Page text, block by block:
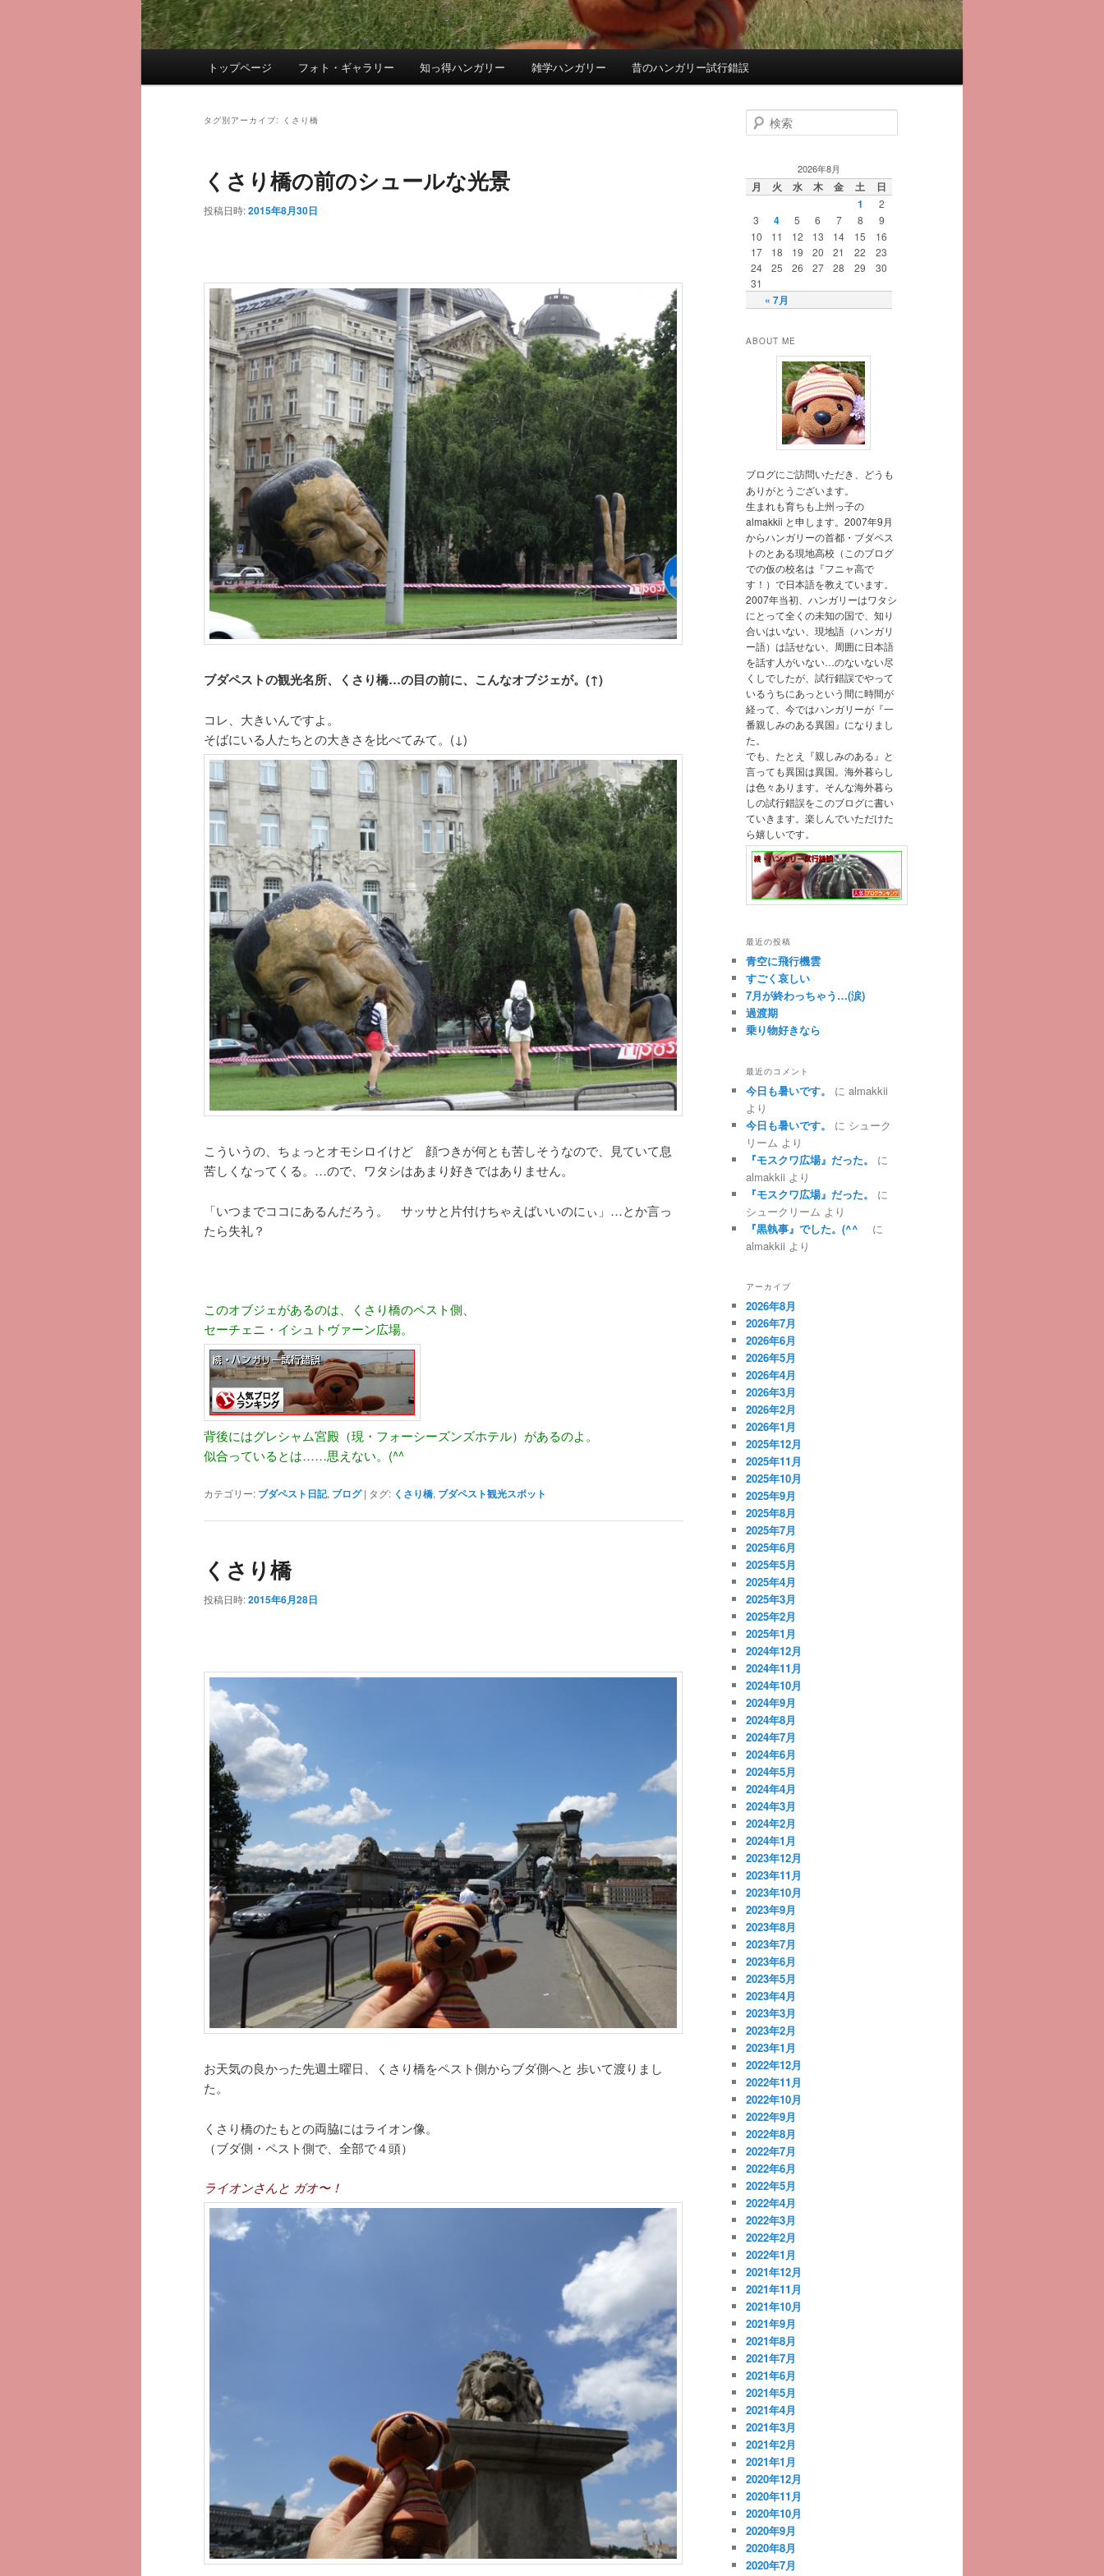
メ
コ
ツ
へ
移
動
サ
ン
へ
移
動
トップページ フォト・ギャラリー 知っ得ハンガリー 雑学ハンガリー 昔のハンガリー試行錯誤
タグ別アーカイブ: くさり橋
くさり橋の前のシュールな光景
投稿日時:2015年8月30日
ブダペストの観光名所、くさり橋…の目の前に、こんなオブジェが。(↑)
コレ、大きいんですよ。
そばにいる人たちとの大きさを比べてみて。(↓)
こういうの、ちょっとオモシロイけど 顔つきが何とも苦しそうなので、見ていて息
苦しくなってくる。…ので、ワタシはあまり好きではありません。
「いつまでココにあるんだろう。 サッサと片付けちゃえばいいのにぃ」…とか言っ
たら失礼？
このオブジェがあるのは、くさり橋のペスト側、
セーチェニ・イシュトヴァーン広場。
背後にはグレシャム宮殿（現・フォーシーズンズホテル）があるのよ。
似合っているとは……思えない。(^^ゞ
カテゴリー: ブダペスト日記, ブログ | タグ: くさり橋, ブダペスト観光スポット
くさり橋
投稿日時:2015年6月28日
お天気の良かった先週土曜日、くさり橋をペスト側からブダ側へと 歩いて渡りまし
た。
くさり橋のたもとの両脇にはライオン像。
（ブダ側・ペスト側で、全部で４頭）
ライオンさんと ガオ〜！
検
索
2026年8月
月 火 水 木 金 土 日
« 7月
1
2
3
4 5 6 7 8
9
10
11 12 13 14 15
16
17
18 19 20 21 22
23
24
25 26 27 28 29
30
31
ABOUT ME
ブログにご訪問いただき、どうも
ありがとうございます。
生まれも育ちも上州っ子の
almakkii と申します。2007年9月
からハンガリーの首都・ブダペス
トのとある現地高校（このブログ
での仮の校名は『フニャ高で
す！）で日本語を教えています。
2007年当初、ハンガリーはワタシ
にとって全くの未知の国で、知り
合いはいない、現地語（ハンガリ
ー語）は話せない、周囲に日本語
を話す人がいない…のないない尽
くしでしたが、試行錯誤でやって
いるうちにあっという間に時間が
経って、今ではハンガリーが『一
番親しみのある異国』になりまし
た。
でも、たとえ『親しみのある』と
言っても異国は異国。海外暮らし
は色々あります。そんな海外暮ら
しの試行錯誤をこのブログに書い
ていきます。楽しんでいただけた
ら嬉しいです。
最近の投稿
青空に飛行機雲
すごく哀しい
7月が終わっちゃう…(涙)
過渡期
乗り物好きなら
最近のコメント
今日も暑いです。 に almakkii
より
今日も暑いです。
に シューク
リーム より
『モスクワ広場』だった。
に
almakkii より
『モスクワ広場』だった。
に
シュークリーム より
『黒執事』でした。(^^ゞ
に
almakkii より
アーカイブ
2026年8月
2026年7月
2026年6月
2026年5月
2026年4月
2026年3月
2026年2月
2026年1月
2025年12月
2025年11月
2025年10月
2025年9月
2025年8月
2025年7月
2025年6月
2025年5月
2025年4月
2025年3月
2025年2月
2025年1月
2024年12月
2024年11月
2024年10月
2024年9月
2024年8月
2024年7月
2024年6月
2024年5月
2024年4月
2024年3月
2024年2月
2024年1月
2023年12月
2023年11月
2023年10月
2023年9月
2023年8月
2023年7月
2023年6月
2023年5月
2023年4月
2023年3月
2023年2月
2023年1月
2022年12月
2022年11月
2022年10月
2022年9月
2022年8月
2022年7月
2022年6月
2022年5月
2022年4月
2022年3月
2022年2月
2022年1月
2021年12月
2021年11月
2021年10月
2021年9月
2021年8月
2021年7月
2021年6月
2021年5月
2021年4月
2021年3月
2021年2月
2021年1月
2020年12月
2020年11月
2020年10月
2020年9月
2020年8月
2020年7月